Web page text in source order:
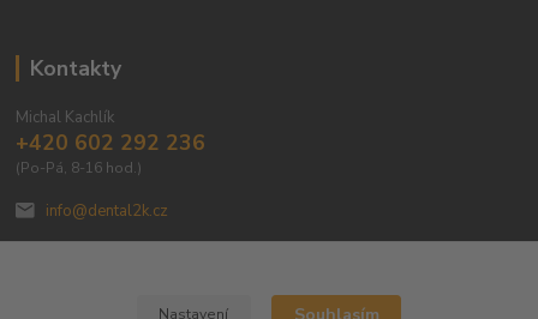
Kontakty
Michal Kachlík
+420 602 292 236
(Po-Pá, 8-16 hod.)
info@dental2k.cz
Nastavení